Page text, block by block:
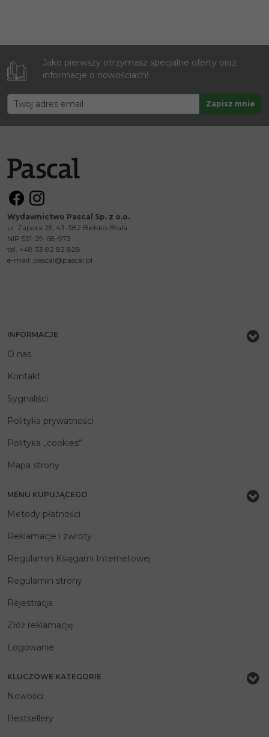
Jako pierwszy otrzymasz specjalne oferty oraz
informacje o nowościach!
Wydawnictwo Pascal Sp. z o.o.
ul. Zapora 25, 43-382 Bielsko-Biała
NIP 521-29-68-973
tel. +48 33 82 82 828
e-mail: pascal@pascal.pl
INFORMACJE
O nas
Kontakt
Sygnaliści
Polityka prywatności
Polityka „cookies”
Mapa strony
MENU KUPUJĄCEGO
Metody płatności
Reklamacje i zwroty
Regulamin Księgarni Internetowej
Regulamin strony
Rejestracja
Złóż reklamację
Logowanie
KLUCZOWE KATEGORIE
Nowości
Bestsellery